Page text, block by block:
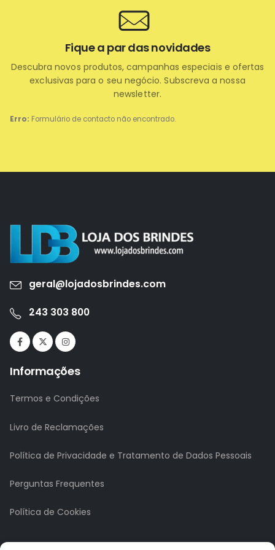
Erro: Formulário de contacto não encontrado.
Fique a par das novidades
Descubra novos produtos, campanhas especiais e ofertas
exclusivas para o seu negócio. Subscreva a nossa
newsletter.
geral@lojadosbrindes.com
243 303 800
Informações
Termos e Condições
Livro de Reclamações
Política de Privacidade e Tratamento de Dados Pessoais
Perguntas Frequentes
Política de Cookies